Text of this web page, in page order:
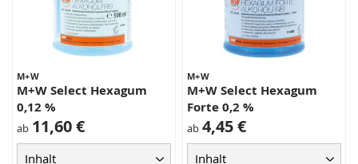
M+W
M+W Select Hexagum
0,12 %
ab 11,60 €
M+W
M+W Select Hexagum
Forte 0,2 %
ab 4,45 €